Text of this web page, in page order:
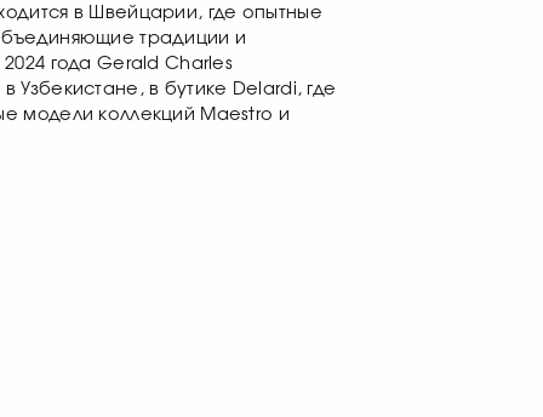
в Швейцарии, где опытные
традиции и
года Gerald Charles
Узбекистане, в бутике Delardi, где
модели коллекций Maestro и